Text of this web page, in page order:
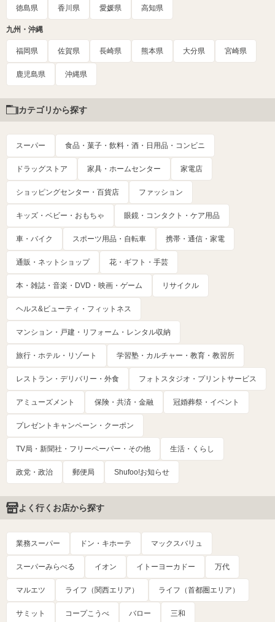
徳島県 香川県 愛媛県 高知県
九州・沖縄
福岡県 佐賀県 長崎県 熊本県 大分県 宮崎県
鹿児島県 沖縄県
カテゴリから探す
スーパー 食品・菓子・飲料・酒・日用品・コンビニ
ドラッグストア 家具・ホームセンター 家電店
ショッピングセンター・百貨店 ファッション
キッズ・ベビー・おもちゃ 眼鏡・コンタクト・ケア用品
車・バイク スポーツ用品・自転車 携帯・通信・家電
通販・ネットショップ 花・ギフト・手芸
本・雑誌・音楽・DVD・映画・ゲーム リサイクル
ヘルス&ビューティ・フィットネス
マンション・戸建・リフォーム・レンタル収納
旅行・ホテル・リゾート 学習塾・カルチャー・教育・教習所
レストラン・デリバリー・外食 フォトスタジオ・プリントサービス
アミューズメント 保険・共済・金融 冠婚葬祭・イベント
プレゼントキャンペーン・クーポン
TV局・新聞社・フリーペーパー・その他 生活・くらし
政党・政治 郵便局 Shufoo!お知らせ
よく行くお店から探す
業務スーパー ドン・キホーテ マックスバリュ
スーパーみらべる イオン イトーヨーカドー 万代
マルエツ ライフ（関西エリア） ライフ（首都圏エリア）
サミット コープこうべ バロー 三和